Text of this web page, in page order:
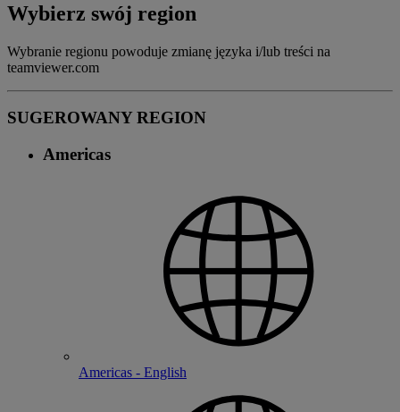
Wybierz swój region
Wybranie regionu powoduje zmianę języka i/lub treści na
teamviewer.com
SUGEROWANY REGION
Americas
Americas - English